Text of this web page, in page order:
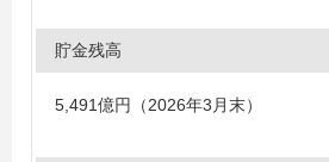
貯金残高
5,491億円（2026年3月末）